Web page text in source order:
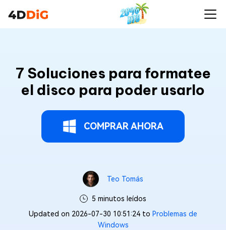
7 Soluciones para formatee
el disco para poder usarlo
COMPRAR AHORA
Teo Tomás
5 minutos leídos
Updated on 2026-07-30 10:51:24 to Problemas de
Windows